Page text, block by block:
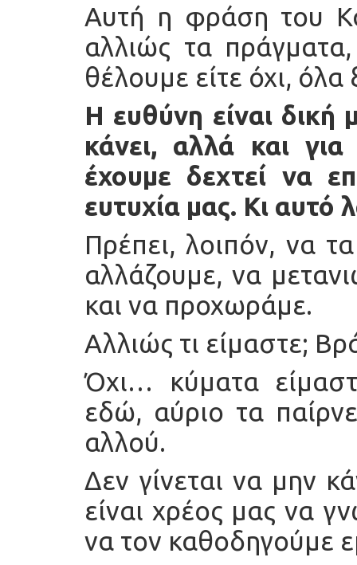
Αυτή η φράση του
αλλιώς τα
θέλουμε είτε όχι,
Η ευθύνη είναι δική
κάνει, αλλά και
έχουμε δεχτεί να
ευτυχία μας. Κι αυτό
Πρέπει, λοιπόν, να
αλλάζουμε, να
και να προχωράμε.
Αλλιώς τι είμαστε;
Όχι… κύματα
εδώ, αύριο τα
αλλού.
Δεν γίνεται να μην
είναι χρέος μας να
να τον καθοδηγούμε